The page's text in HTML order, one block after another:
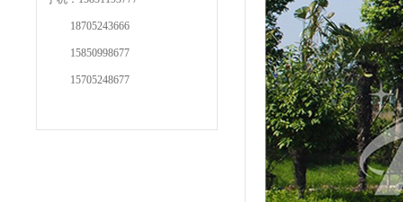
18705243666
15850998677
15705248677